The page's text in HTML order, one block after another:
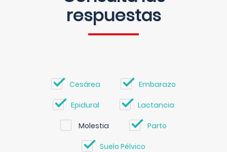
respuestas
Cesárea Embarazo
Epidural Lactancia
Molestia Parto
Suelo Pélvico